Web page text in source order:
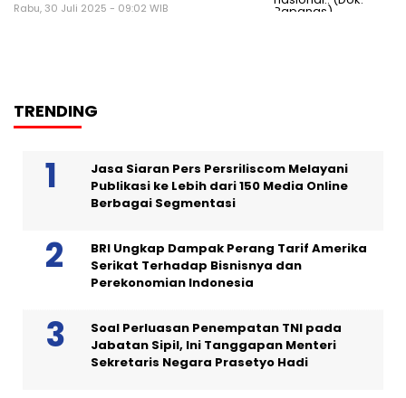
Rabu, 30 Juli 2025 - 09:02 WIB
TRENDING
Jasa Siaran Pers Persriliscom Melayani
Publikasi ke Lebih dari 150 Media Online
Berbagai Segmentasi
BRI Ungkap Dampak Perang Tarif Amerika
Serikat Terhadap Bisnisnya dan
Perekonomian Indonesia
Soal Perluasan Penempatan TNI pada
Jabatan Sipil, Ini Tanggapan Menteri
Sekretaris Negara Prasetyo Hadi